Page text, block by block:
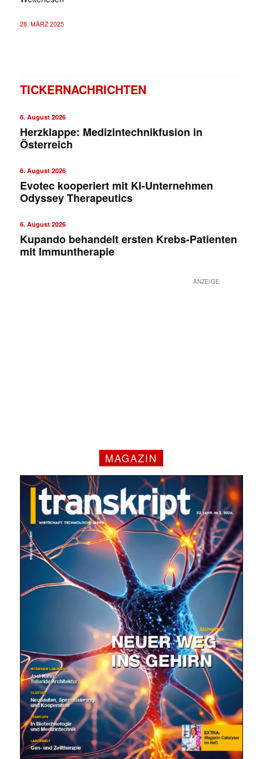
✕
28. MÄRZ 2025
TICKERNACHRICHTEN
6. August 2026
Herzklappe: Medizintechnikfusion in
Österreich
6. August 2026
Evotec kooperiert mit KI-Unternehmen
Odyssey Therapeutics
6. August 2026
Kupando behandelt ersten Krebs-Patienten
mit Immuntherapie
ANZEIGE
MAGAZIN